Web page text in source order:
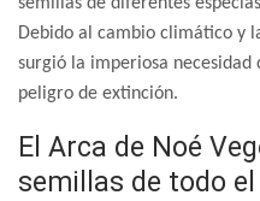
semillas de diferentes
Debido al cambio climático y
surgió la imperiosa necesidad
peligro de extinción.
El Arca de Noé
semillas de todo